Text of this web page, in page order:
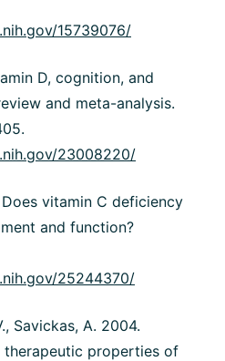
15739076/
D, cognition, and
and meta-analysis.
23008220/
Does vitamin C deficiency
and function?
25244370/
Savickas, A. 2004.
therapeutic properties of